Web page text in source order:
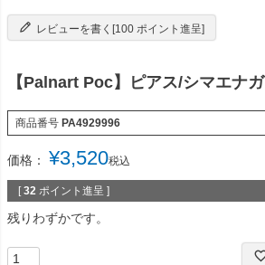
レビューを書く[100 ポイント進呈]
【Palnart Poc】ピアス/シマエナガ
商品番号 PA4929996
価格： ¥3,520税込
[ 32 ポイント進呈 ]
残りわずかです。